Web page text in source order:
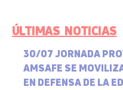
ÚLTIMAS NOTICIAS
30/07 JORNADA
AMSAFE SE
EN DEFENSA DE LA